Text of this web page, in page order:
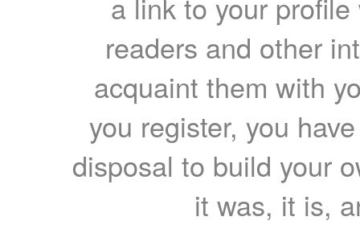
readers and other
acquaint them with
you register, you
disposal to build your
it was, it is,